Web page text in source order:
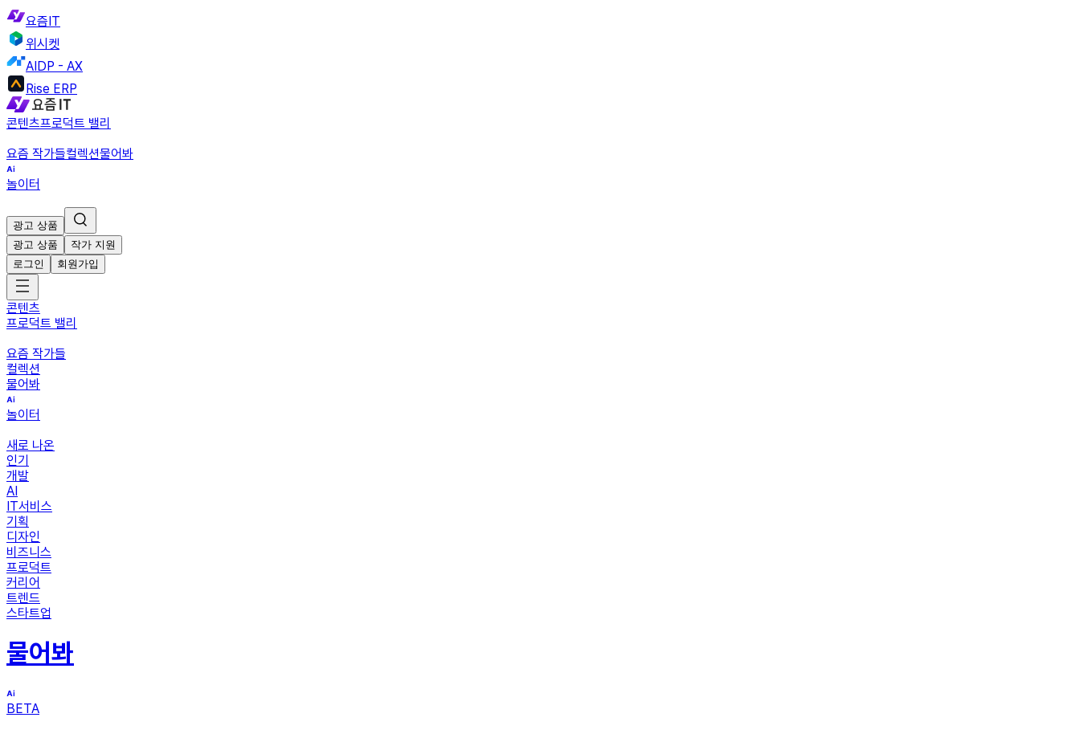
요즘IT
위시켓
AIDP - AX
Rise ERP
콘텐츠프로덕트 밸리
요즘 작가들컬렉션물어봐
놀이터
광고 상품
광고 상품
작가 지원
로그인
회원가입
콘텐츠
프로덕트 밸리
요즘 작가들
컬렉션
물어봐
놀이터
새로 나온
인기
개발
AI
IT서비스
기획
디자인
비즈니스
프로덕트
커리어
트렌드
스타트업
물어봐
BETA